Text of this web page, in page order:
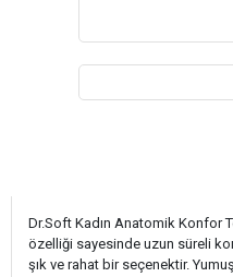
Dr.Soft Kadın Anatomik Konfor
özelliği sayesinde uzun süreli
şık ve rahat bir seçenektir.